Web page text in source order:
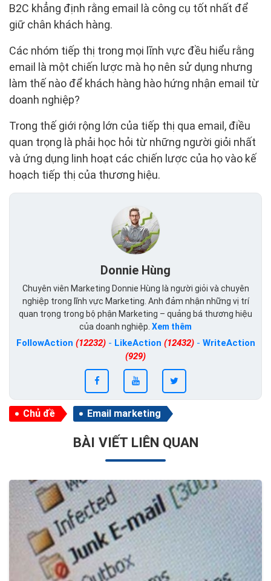
B2C khẳng định rằng email là công cụ tốt nhất để
giữ chân khách hàng.
Các nhóm tiếp thị trong mọi lĩnh vực đều hiểu rằng
email là một chiến lược mà họ nên sử dụng nhưng
làm thế nào để khách hàng hào hứng nhận email từ
doanh nghiệp?
Trong thế giới rộng lớn của tiếp thị qua email, điều
quan trọng là phải học hỏi từ những người giỏi nhất
và ứng dụng linh hoạt các chiến lược của họ vào kế
hoạch tiếp thị của thương hiệu.
Donnie Hùng
Chuyên viên Marketing Donnie Hùng là người giỏi và chuyên
nghiệp trong lĩnh vực Marketing. Anh đảm nhận những vị trí
quan trọng trong bộ phận Marketing – quảng bá thương hiệu
của doanh nghiệp. Xem thêm
FollowAction (12232)- LikeAction (12432)- WriteAction
(929)
Chủ đề Email marketing
BÀI VIẾT LIÊN QUAN